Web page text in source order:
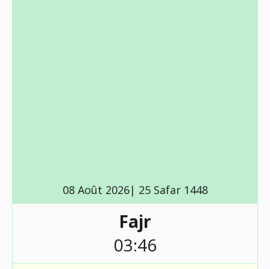
08 Août 2026| 25 Safar 1448
Fajr
03:46